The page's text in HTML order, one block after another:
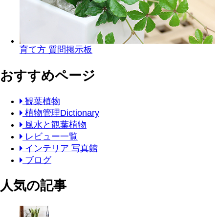
育て方 質問掲示板
おすすめページ
観葉植物
植物管理Dictionary
風水と観葉植物
レビュー一覧
インテリア 写真館
ブログ
人気の記事